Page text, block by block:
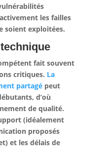
les failles
soient exploitées.
fait souvent
critiques. La
partagépeut
d’où
de qualité.
(idéalement
proposés
et les délais de